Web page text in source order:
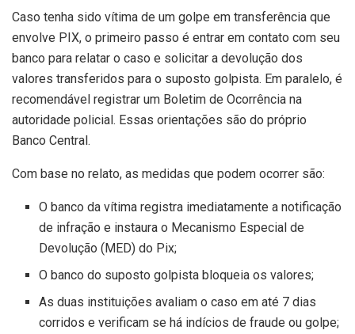
Caso tenha sido vítima de um golpe em transferência que
envolve PIX, o primeiro passo é entrar em contato com seu
banco para relatar o caso e solicitar a devolução dos
valores transferidos para o suposto golpista. Em paralelo, é
recomendável registrar um Boletim de Ocorrência na
autoridade policial. Essas orientações são do próprio
Banco Central.
Com base no relato, as medidas que podem ocorrer são:
O banco da vítima registra imediatamente a notificação
de infração e instaura o Mecanismo Especial de
Devolução (MED) do Pix;
O banco do suposto golpista bloqueia os valores;
As duas instituições avaliam o caso em até 7 dias
corridos e verificam se há indícios de fraude ou golpe;